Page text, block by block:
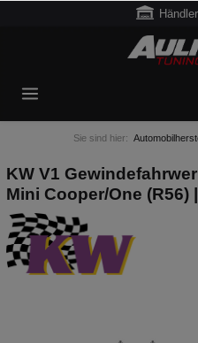
Sie sind hier:
KW V1
Mini Cooper/One (R56)